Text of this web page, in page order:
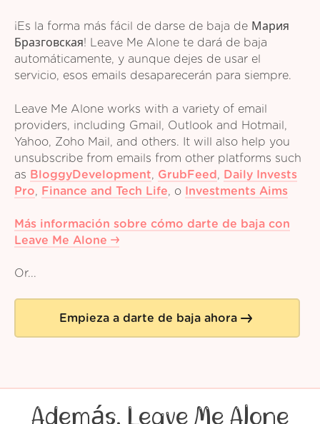
¡Es la forma más fácil de darse de baja de Мария
Бразговская! Leave Me Alone te dará de baja
automáticamente, y aunque dejes de usar el
servicio, esos emails desaparecerán para siempre.
Leave Me Alone works with a variety of email
providers, including Gmail, Outlook and Hotmail,
Yahoo, Zoho Mail, and others. It will also help you
unsubscribe from emails from other platforms such
as BloggyDevelopment, GrubFeed , Daily Invests
Pro, Finance and Tech Life, o Investments Aims
Más información sobre cómo darte de baja con
Leave Me Alone
Or...
Empieza a darte de baja ahora
Además, Leave Me Alone